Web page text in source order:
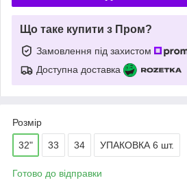
Що таке купити з Пром?
Замовлення під захистом
Доступна доставка
Розмір
32" 33 34 УПАКОВКА 6 шт.
Готово до відправки